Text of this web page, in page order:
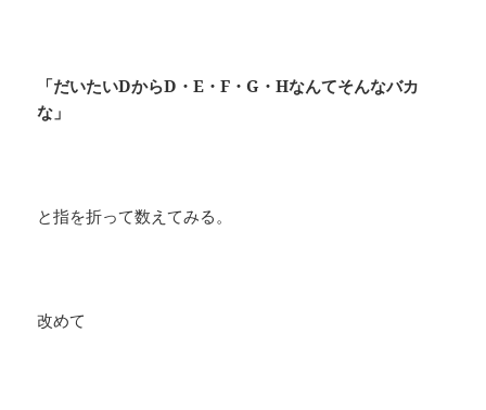
「だいたいDからD・E・F・G・Hなんてそんなバカ
な」
と指を折って数えてみる。
改めて